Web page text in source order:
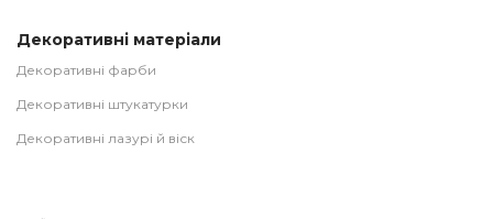
Декоративні матеріали
Декоративні фарби
Декоративні штукатурки
Декоративні лазурі й віск